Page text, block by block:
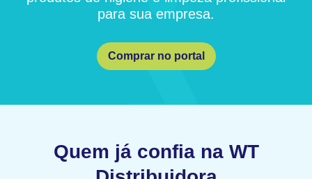
para sua empresa.
Comprar no portal
Quem já confia na WT